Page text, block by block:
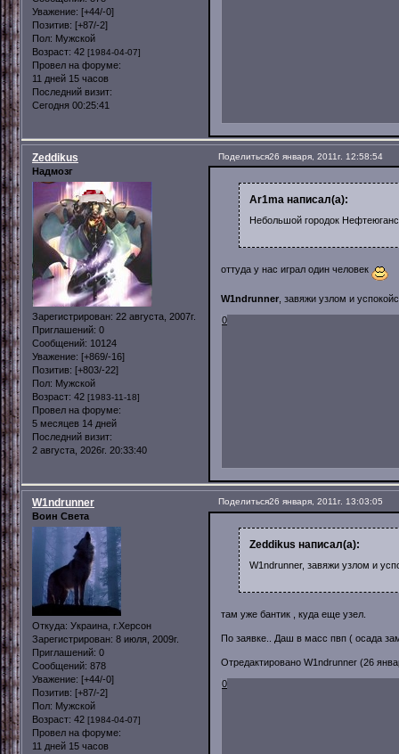
Уважение: [+44/-0]
Позитив: [+87/-2]
Пол: Мужской
Возраст: 42 [1984-04-07]
Провел на форуме:
11 дней 15 часов
Последний визит:
Сегодня 00:25:41
Поделиться26 января, 2011г. 12:58:54
Zeddikus
Надмозг
Зарегистрирован: 22 августа, 2007г.
Приглашений: 0
Сообщений: 10124
Уважение: [+869/-16]
Позитив: [+803/-22]
Пол: Мужской
Возраст: 42 [1983-11-18]
Провел на форуме:
5 месяцев 14 дней
Последний визит:
2 августа, 2026г. 20:33:40
Ar1ma написал(а):
Небольшой городок
оттуда у нас играл один человек
W1ndrunner , завяжи узлом и
0
Поделиться26 января, 2011г. 13:03:05
W1ndrunner
Воин Света
Откуда: Украина, г.Херсон
Зарегистрирован: 8 июля, 2009г.
Приглашений: 0
Сообщений: 878
Уважение: [+44/-0]
Позитив: [+87/-2]
Пол: Мужской
Возраст: 42 [1984-04-07]
Провел на форуме:
11 дней 15 часов
Zeddikus написал(а):
W1ndrunner, завяжи узлом и
там уже бантик , куда еще узел.
По заявке.. Даш в масс пвп ( осада
Отредактировано W1ndrunner (26
0